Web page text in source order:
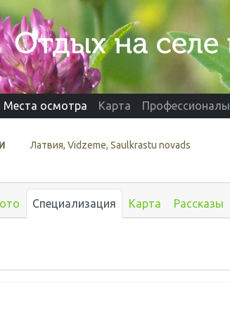
Места осмотра Карта Профессионалы
Латвия, Vidzeme, Saulkrastu novads
Специализация Карта Рассказы